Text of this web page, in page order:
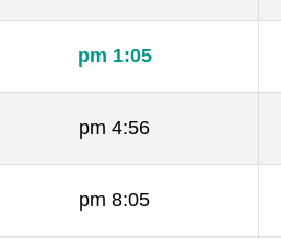
1:05 pm
4:56 pm
8:05 pm